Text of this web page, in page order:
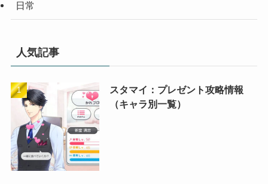
日常
人気記事
スタマイ：プレゼント攻略情報
（キャラ別一覧）